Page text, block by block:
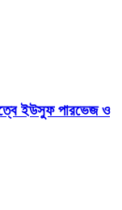
ইউসুফ পারভেজ ও